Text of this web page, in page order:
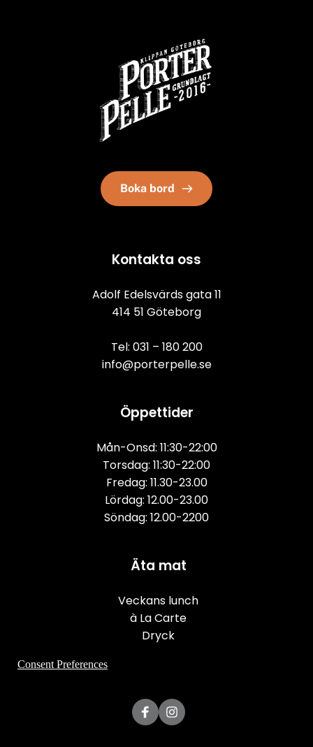
Boka bord
Kontakta oss
Adolf Edelsvärds gata 11
414 51 Göteborg
Tel: 031 – 180 200
info@porterpelle.se
Öppettider
Mån-Onsd: 11:30-22:00
Torsdag: 11:30-22:00
Fredag: 11.30-23.00
Lördag: 12.00-23.00
Söndag: 12.00-2200
Äta mat
Veckans lunch
à La Carte
Dryck
Consent Preferences